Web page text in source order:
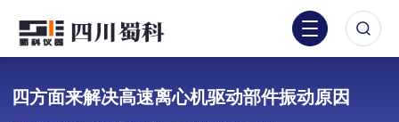
四方面来解决高速离心机驱动部件振动原因